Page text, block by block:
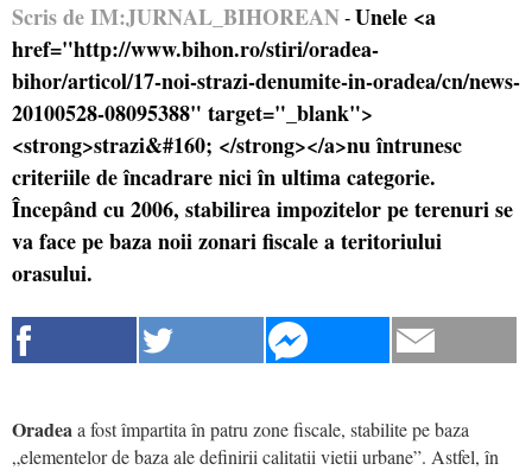
Scris de IM:JURNAL_BIHOREAN - Unele <a
href="http://www.bihon.ro/stiri/oradea-
bihor/articol/17-noi-strazi-denumite-in-oradea/cn/news-
20100528-08095388" target="_blank">
<strong>strazi&#160; </strong></a>nu întrunesc
criteriile de încadrare nici în ultima categorie.
Începând cu 2006, stabilirea impozitelor pe terenuri se
va face pe baza noii zonari fiscale a teritoriului
orasului.
Oradeaa fost împartita în patru zone fiscale, stabilite pe baza
„elementelor de baza ale definirii calitatii vietii urbane”. Astfel, în